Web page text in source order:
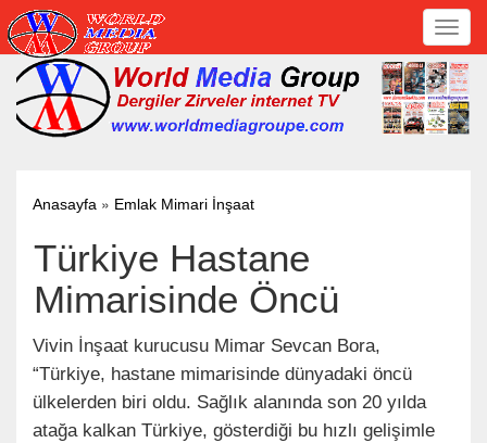
Anasayfa » Emlak Mimari İnşaat
Türkiye Hastane
Mimarisinde Öncü
Vivin İnşaat kurucusu Mimar Sevcan Bora,
“Türkiye, hastane mimarisinde dünyadaki öncü
ülkelerden biri oldu. Sağlık alanında son 20 yılda
atağa kalkan Türkiye, gösterdiği bu hızlı gelişimle